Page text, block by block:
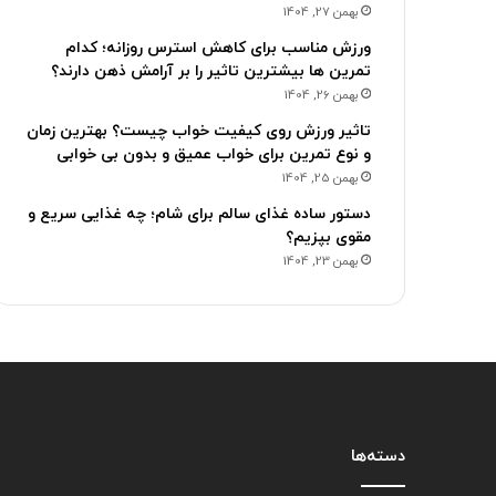
بهمن 27, 1404
ورزش مناسب برای کاهش استرس روزانه؛ کدام
تمرین ها بیشترین تاثیر را بر آرامش ذهن دارند؟
بهمن 26, 1404
تاثیر ورزش روی کیفیت خواب چیست؟ بهترین زمان
و نوع تمرین برای خواب عمیق و بدون بی خوابی
بهمن 25, 1404
دستور ساده غذای سالم برای شام؛ چه غذایی سریع و
مقوی بپزیم؟
بهمن 23, 1404
دسته‌ها